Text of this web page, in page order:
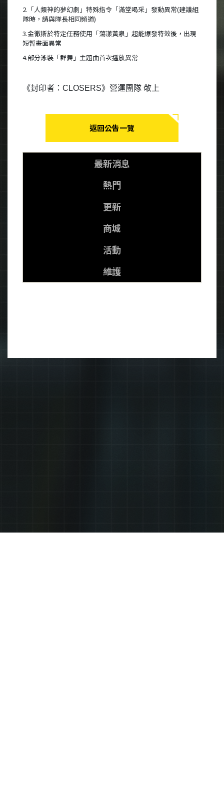
2.「人類神的夢幻劇」特殊指令「滿堂喝采」發動異常(建議組
隊時，請與隊長相同頻道)
3.金徹斯於特定任務使用「蕩漾黃泉」超能爆發特效後，出現
短暫畫面異常
4.部分泳裝「群舞」主題曲首次播放異常
《封印者：CLOSERS》營運團隊 敬上
返回公告一覽
最新消息
熱門
更新
商城
活動
維護